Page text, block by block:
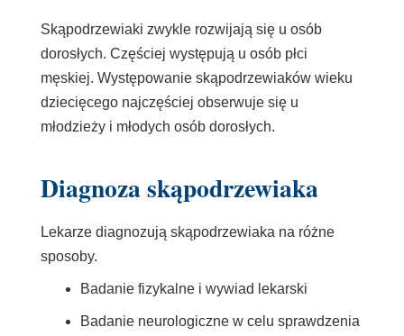
Skąpodrzewiaki zwykle rozwijają się u osób
dorosłych. Częściej występują u osób płci
męskiej. Występowanie skąpodrzewiaków wieku
dziecięcego najczęściej obserwuje się u
młodzieży i młodych osób dorosłych.
Diagnoza skąpodrzewiaka
Lekarze diagnozują skąpodrzewiaka na różne
sposoby.
Badanie fizykalne i wywiad lekarski
Badanie neurologicznew celu sprawdzenia